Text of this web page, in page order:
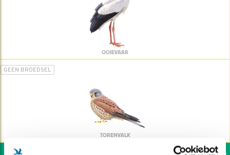
OOIEVAAR
GEEN BROEDSEL
TORENVALK